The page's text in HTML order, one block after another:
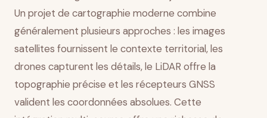
Un projet de cartographie moderne combine
généralement plusieurs approches : les images
satellites fournissent le contexte territorial, les
drones capturent les détails, le LiDAR offre la
topographie précise et les récepteurs GNSS
valident les coordonnées absolues. Cette